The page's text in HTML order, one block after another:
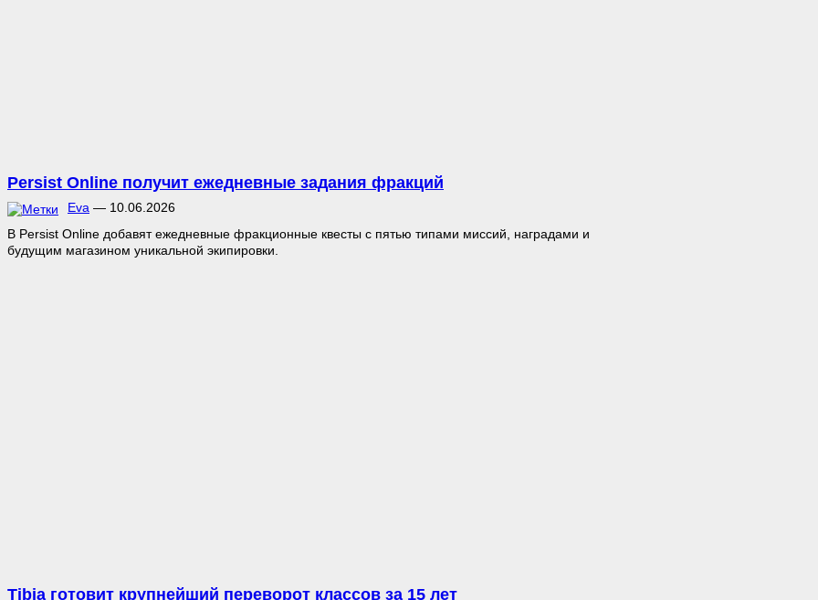
Persist Online получит ежедневные задания фракций
Eva — 10.06.2026
В Persist Online добавят ежедневные фракционные квесты с пятью типами миссий, наградами и
будущим магазином уникальной экипировки.
Tibia готовит крупнейший переворот классов за 15 лет